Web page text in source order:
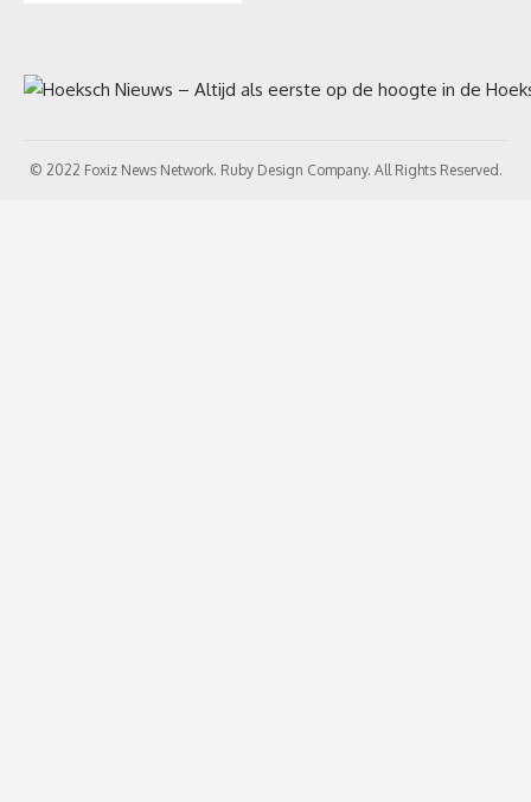
© 2022 Foxiz News Network. Ruby Design Company. All Rights Reserved.